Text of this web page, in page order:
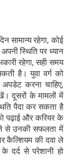
सामान्य रहेगा, कोई
स्थिति पर ध्यान
रहेगा, सही समय
है। युवा वर्ग को
करना चाहिए,
दूसरों के मामलों में
पैदा कर सकता है
पढ़ाई और करियर के
से उनकी सफलता में
कैल्शियम की दवा ले
दर्द से परेशानी हो